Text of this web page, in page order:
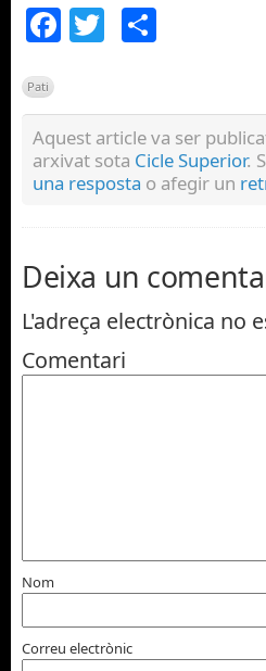
Facebook
Twitter
Pati
Aquest article va ser
arxivat sota Cicle Superior.
una resposta o afegir un
Deixa un
L'adreça electrònica no
Comentari
Nom
Correu electrònic